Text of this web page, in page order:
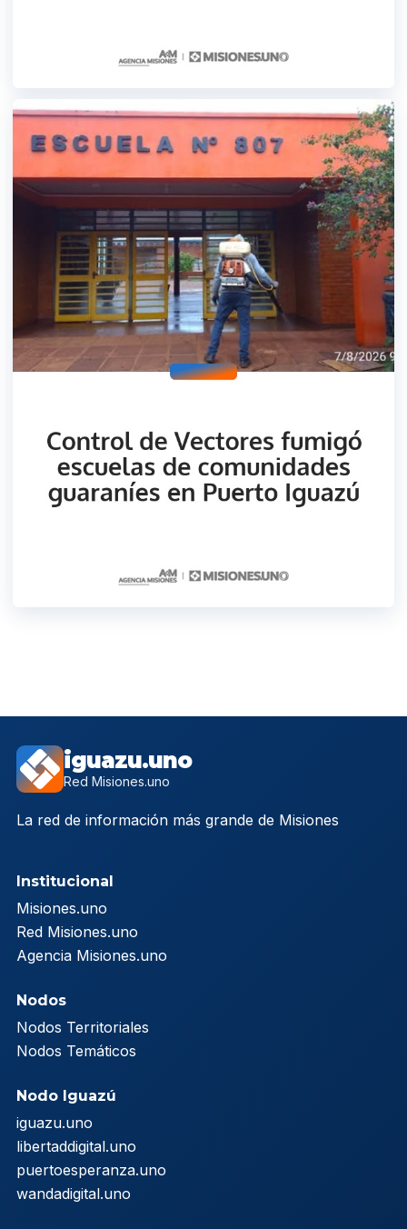
iguazu.uno
Red Misiones.uno
La red de información más grande de Misiones
Institucional
Misiones.uno
Red Misiones.uno
Agencia Misiones.uno
Nodos
Nodos Territoriales
Nodos Temáticos
Nodo Iguazú
iguazu.uno
libertaddigital.uno
puertoesperanza.uno
wandadigital.uno